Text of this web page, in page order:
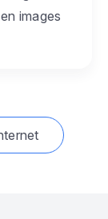
images